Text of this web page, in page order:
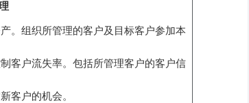
。组织所管理的客户及目标客户参加本
客户流失率。包括所管理客户的客户信
客户的机会。